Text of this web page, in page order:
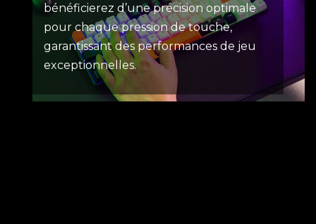
bénéficierez d’une précision optimale
pour chaque pression de touche,
garantissant des performances de jeu
exceptionnelles.